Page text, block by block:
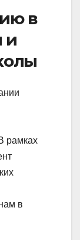
в
и
рамках
в